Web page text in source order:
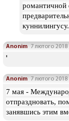
романтичной
куннилингусу.
Anonim 7 лютого 2018
'
Anonim 7 лютого 2018
7 мая -
отпраздновать,
занявшись этим